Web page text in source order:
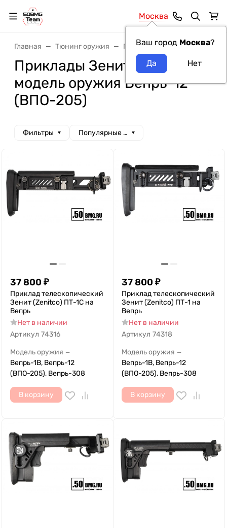
Москва
Ваш город Москва?
Главная Тюнинг оружия Приклады Приклады
Приклады Зенит (Zenitco)
модель оружия Вепрь-12
(ВПО-205)
Фильтры Популярные сначала
37 800 ₽
Приклад телескопический
Зенит (Zenitco) ПТ-1С на
Вепрь
Нет в наличии
Артикул 74316
Модель оружия —
Вепрь-1В, Вепрь-12
(ВПО-205), Вепрь-308
В корзину
37 800 ₽
Приклад телескопический
Зенит (Zenitco) ПТ-1 на
Вепрь
Нет в наличии
Артикул 74318
Модель оружия —
Вепрь-1В, Вепрь-12
(ВПО-205), Вепрь-308
В корзину